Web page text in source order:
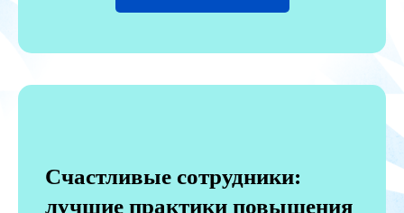
Счастливые сотрудники:
лучшие практики повышения